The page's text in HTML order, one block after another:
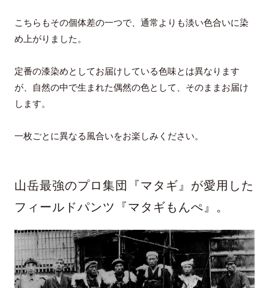
こちらもその個体差の一つで、通常よりも淡い色合いに染
め上がりました。
定番の漆染めとしてお届けしている色味とは異なります
が、自然の中で生まれた偶然の色として、そのままお届け
します。
一枚ごとに異なる風合いをお楽しみください。
山岳最強のプロ集団『マタギ』が愛用した
フィールドパンツ『マタギもんぺ』。